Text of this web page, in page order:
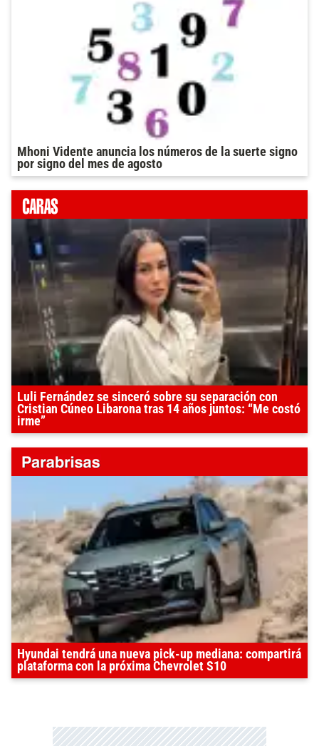
Mhoni Vidente anuncia los números de la suerte signo
por signo del mes de agosto
Luli Fernández se sinceró sobre su separación con
Cristian Cúneo Libarona tras 14 años juntos: “Me costó
irme”
Hyundai tendrá una nueva pick-up mediana: compartirá
plataforma con la próxima Chevrolet S10